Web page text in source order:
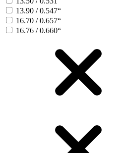
13.90 / 0.547“
16.70 / 0.657“
16.76 / 0.660“